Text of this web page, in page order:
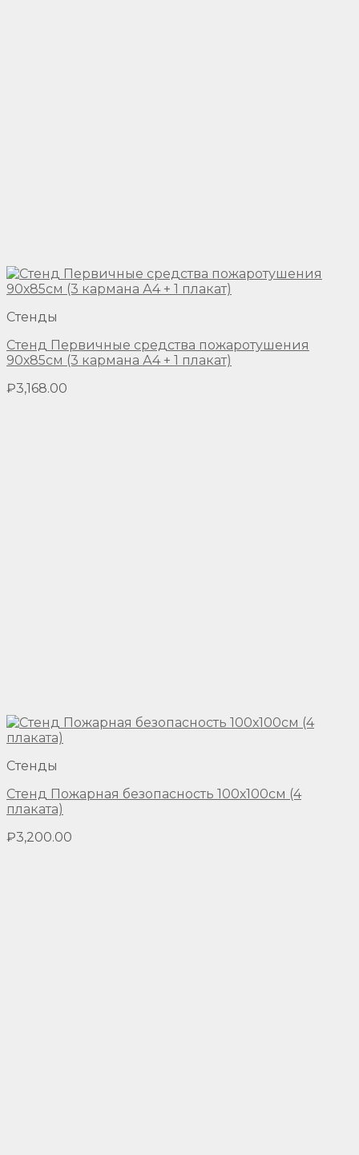
Стенды
Стенд Первичные средства пожаротушения
90х85см (3 кармана А4 + 1 плакат)
₽3,168.00
Стенды
Стенд Пожарная безопасность 100х100см (4
плаката)
₽3,200.00